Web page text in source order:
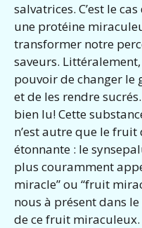
salvatrices. C’est le
une protéine
transformer notre
saveurs.
pouvoir de changer le
et de les rendre
bien lu! Cette
n’est autre que le fruit
étonnante : le
plus couramment
miracle” ou “fruit
nous à présent dans
de ce fruit miraculeux.